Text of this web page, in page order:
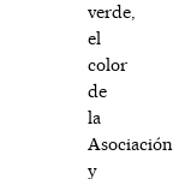
verde,
el
color
de
la
Asociación
y